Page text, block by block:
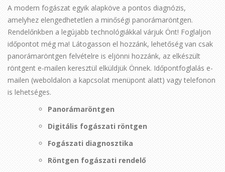
A modern fogászat egyik alapköve a pontos diagnózis,
amelyhez elengedhetetlen a minőségi panorámaröntgen.
Rendelőnkben a legújabb technológiákkal várjuk Önt! Foglaljon
időpontot még ma! Látogasson el hozzánk, lehetőség van csak
panorámaröntgen felvételre is eljönni hozzánk, az elkészült
röntgent e-mailen keresztül elküldjük Önnek. Időpontfoglalás e-
mailen (weboldalon a kapcsolat menüpont alatt) vagy telefonon
is lehetséges.
Panorámaröntgen
Digitális fogászati röntgen
Fogászati diagnosztika
Röntgen fogászati rendelő